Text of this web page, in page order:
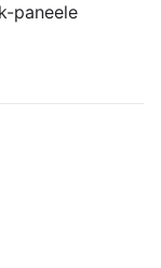
paneele